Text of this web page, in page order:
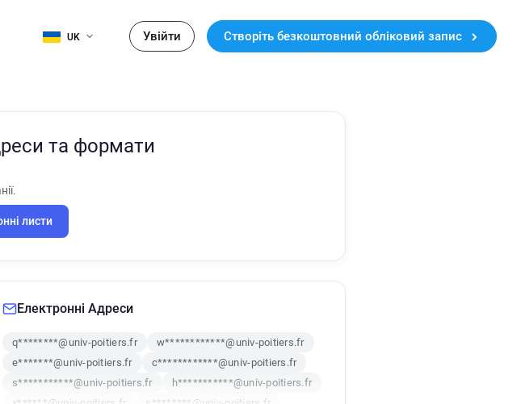
UK Увійти Створіть безкоштовний обліковий запис
та формати
листи
Електронні Адреси
q********@univ-poitiers.fr
w************@univ-poitiers.fr
e*******@univ-poitiers.fr
c************@univ-poitiers.fr
s***********@univ-poitiers.fr
h***********@univ-poitiers.fr